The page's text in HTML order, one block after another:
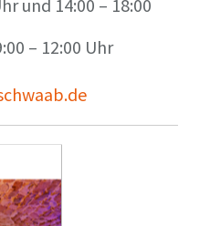
und 14:00 – 18:00
– 12:00 Uhr